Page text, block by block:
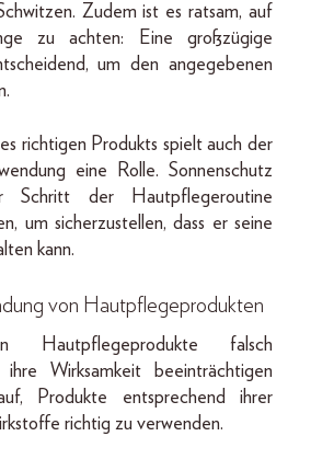
Zudem ist es ratsam, auf
zu achten: Eine großzügige
um den angegebenen
richtigen Produkts spielt auch der
eine Rolle. Sonnenschutz
Schritt der Hautpflegeroutine
um sicherzustellen, dass er seine
kann.
von Hautpflegeprodukten
Hautpflegeprodukte falsch
Wirksamkeit beeinträchtigen
Produkte entsprechend ihrer
richtig zu verwenden.